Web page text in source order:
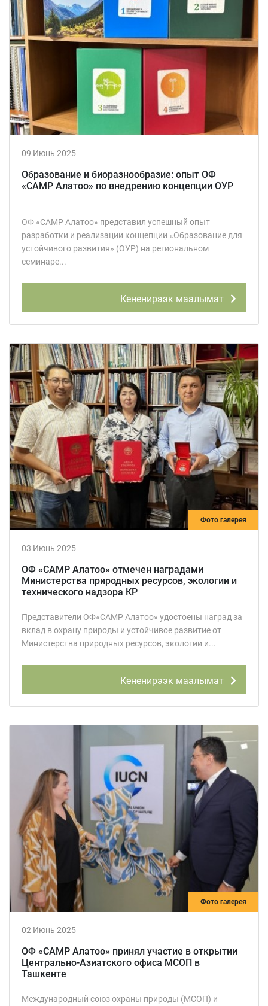
09 Июнь 2025
Образование и биоразнообразие: опыт ОФ
«САМР Алатоо» по внедрению концепции ОУР
ОФ «САМР Алатоо» представил успешный опыт
разработки и реализации концепции «Образование для
устойчивого развития» (ОУР) на региональном
семинаре...
Кененирээк маалымат
Фото галерея
03 Июнь 2025
ОФ «САМР Алатоо» отмечен наградами
Министерства природных ресурсов, экологии и
технического надзора КР
Представители ОФ«САМР Алатоо» удостоены наград за
вклад в охрану природы и устойчивое развитие от
Министерства природных ресурсов, экологии и...
Кененирээк маалымат
Фото галерея
02 Июнь 2025
ОФ «САМР Алатоо» принял участие в открытии
Центрально-Азиатского офиса МСОП в
Ташкенте
Международный союз охраны природы (МСОП) и